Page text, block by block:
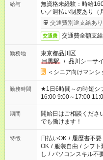
給与
無資格未経験：時給
い／週払い制度あり（
完了次第のお支払いと
交通費別途支給あり
交通費 交通費全額支
勤務地
東京都品川区
目黒駅
/ 品川シーサ
＜シニア向けマンシ
勤務時間
★1日6時間～の時短シフトOK ★スタート時間選
16:00 9:00～17:00 11:00～
場合、他のお仕事と合
ん ※法令に基づき、週
となります ※労働者派
短時間・短期間の就業
期間
開始日はご相談くだ
でも働けます！
特徴 日払いOK / 履歴書不要
OK / 服装自由 / シフト
し / パソコンスキル不